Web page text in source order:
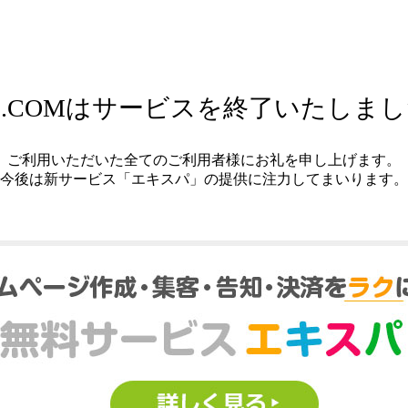
はサービスを終了いたしま
ご利用いただいた全てのご利用者様にお礼を申し上げます。
今後は新サービス「エキスパ」の提供に注力してまいります。